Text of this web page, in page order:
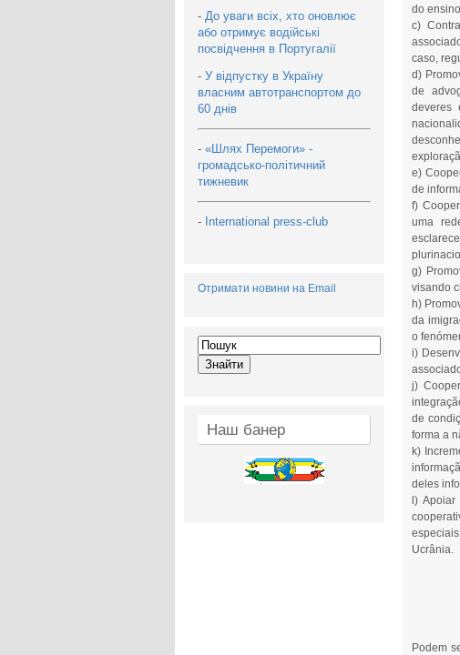
- До уваги всіх, хто оновлює
або отримує водійські
посвідчення в Португалії
- У відпустку в Україну
власним автотранспортом до
60 днів
- «Шлях Перемоги» -
громадсько-політичний
тижневик
- International press-club
Отримати новини на Email
Наш банер
do
c)
caso,
d)
de
deveres
e)
de
f)
uma
g)
visando
h)
da
o
i)
j)
de
forma a
k)
deles
l)
Ucrânia.
Podem